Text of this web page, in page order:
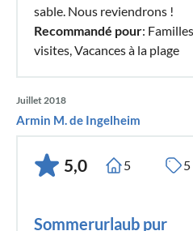
sable. Nous reviendrons !
Recommandé pour:
visites, Vacances à la plage
Juillet 2018
Armin M. de Ingelheim
5,0 5 5
Sommerurlaub pur